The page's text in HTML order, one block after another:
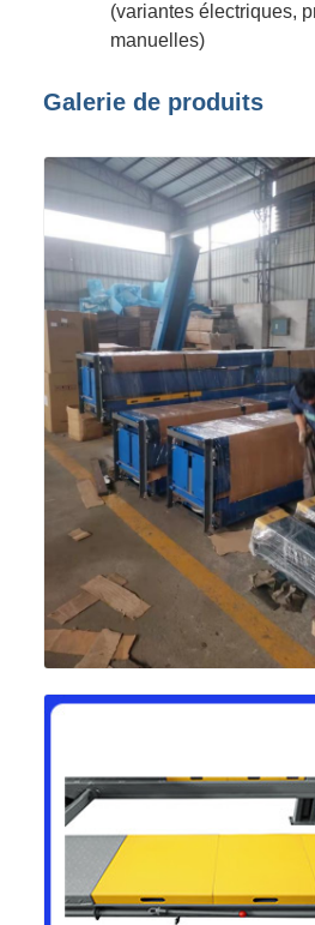
(variantes électriques,
manuelles)
Galerie de produits